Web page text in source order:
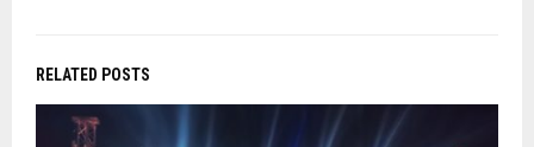
RELATED POSTS